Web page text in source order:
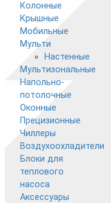
Колонные
Крышные
Мобильные
Мульти
Настенные
Мультизональные
Напольно-
потолочные
Оконные
Прецизионные
Чиллеры
Воздухоохладители
Блоки для
теплового
насоса
Аксессуары